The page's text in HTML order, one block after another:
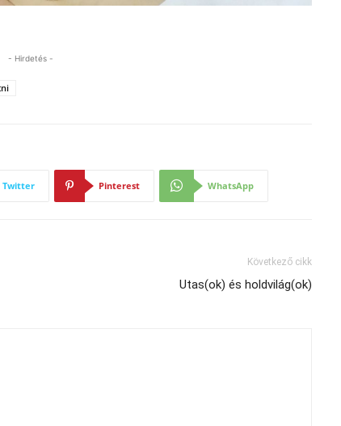
- Hirdetés -
Twitter Pinterest WhatsApp
Következő cikk
Utas(ok) és holdvilág(ok)